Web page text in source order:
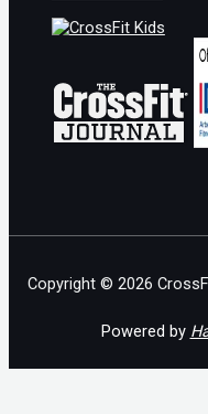
Copyright © 2026
Powered by